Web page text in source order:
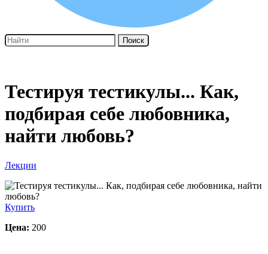
Поиск
Тестируя тестикулы... Как,
подбирая себе любовника,
найти любовь?
Лекции
Купить
Цена: 200